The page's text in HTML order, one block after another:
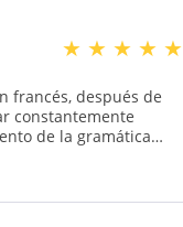
★ ★ ★ ★ ★
francés, después de
constantemente
de la gramática
y lo pude
con confianza,